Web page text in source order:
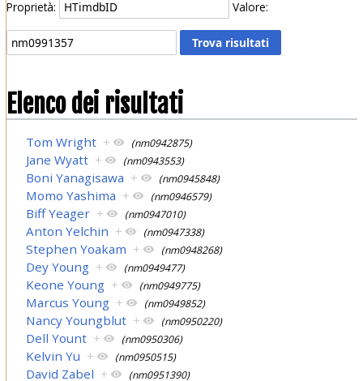
Proprietà: Valore:
Elenco dei risultati
Tom Wright + (nm0942875)
Jane Wyatt + (nm0943553)
Boni Yanagisawa + (nm0945848)
Momo Yashima + (nm0946579)
Biff Yeager + (nm0947010)
Anton Yelchin + (nm0947338)
Stephen Yoakam + (nm0948268)
Dey Young + (nm0949477)
Keone Young + (nm0949775)
Marcus Young + (nm0949852)
Nancy Youngblut + (nm0950220)
Dell Yount + (nm0950306)
Kelvin Yu + (nm0950515)
David Zabel + (nm0951390)